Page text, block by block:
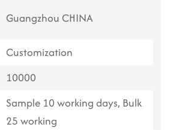
Guangzhou CHINA
Customization
10000
Sample 10 working days, Bulk
25 working